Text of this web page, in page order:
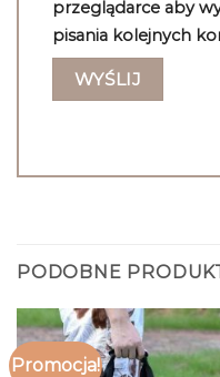
przeglądarce aby
pisania kolejnych
PODOBNE
Promocja!